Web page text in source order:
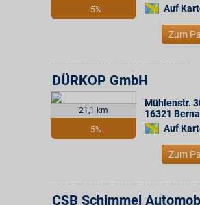
5%
Auf
Zum
21,1 km
5%
DÜRKOP GmbH
Mühlenstr.
16321
Auf
Zum
CSB Schimmel